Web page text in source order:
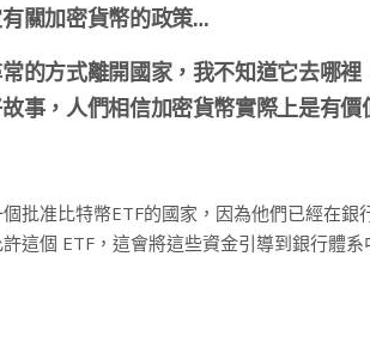
關加密貨幣的政策…
的方式離開國家，我不知道它去哪
事，人們相信加密貨幣實際上是有
批准比特幣ETF的國家，因為他們已經在
這個 ETF，這會將這些資金引導到銀行體系